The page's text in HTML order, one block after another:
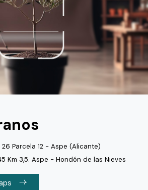
Parcela 12 - Aspe (Alicante)
Km 3,5. Aspe - Hondón de las Nieves